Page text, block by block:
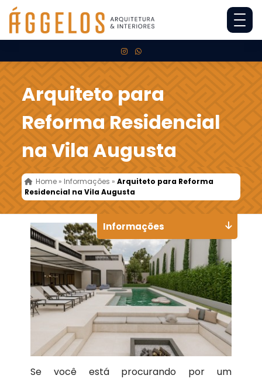
Arquiteto para
Reforma Residencial
na Vila Augusta
Home » Informações »Arquiteto para Reforma
Residencial na Vila Augusta
Se você está procurando por um
Informações